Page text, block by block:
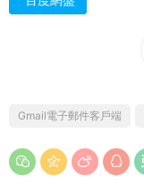
Gmail電子郵件客戶端